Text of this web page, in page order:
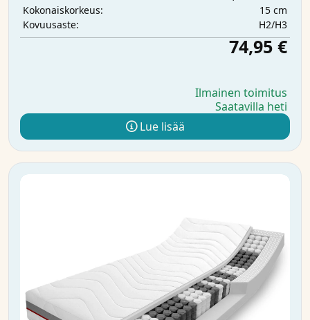
Kokonaiskorkeus:
15 cm
Kovuusaste:
H2/H3
74,95 €
Ilmainen toimitus
Saatavilla heti
Lue lisää